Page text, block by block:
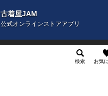
古着屋JAM
公式オンラインストアアプリ
検索 お気